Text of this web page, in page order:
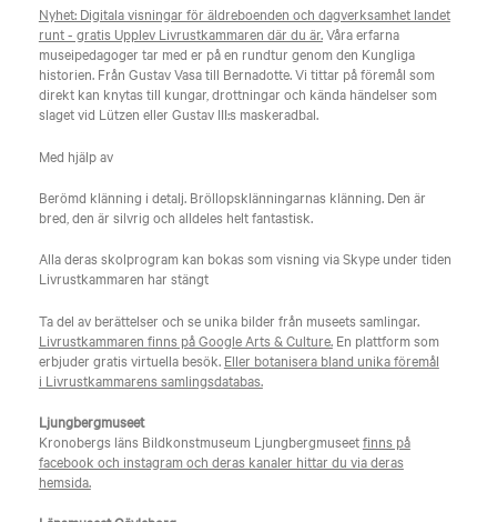
Nyhet: Digitala visningar för äldreboenden och dagverksamhet landet
runt - gratis Upplev Livrustkammaren där du är.Våra erfarna
museipedagoger tar med er på en rundtur genom den Kungliga
historien. Från Gustav Vasa till Bernadotte. Vi tittar på föremål som
direkt kan knytas till kungar, drottningar och kända händelser som
slaget vid Lützen eller Gustav III:s maskeradbal.
Med hjälp av
Berömd klänning i detalj. Bröllopsklänningarnas klänning. Den är
bred, den är silvrig och alldeles helt fantastisk.
Alla deras skolprogram kan bokas som visning via Skype under tiden
Livrustkammaren har stängt
Ta del av berättelser och se unika bilder från museets samlingar.
Livrustkammaren finns på Google Arts & Culture.En plattform som
erbjuder gratis virtuella besök. Eller botanisera bland unika föremål
i Livrustkammarens samlingsdatabas.
Ljungbergmuseet
Kronobergs läns Bildkonstmuseum Ljungbergmuseetfinns på
facebook och instagram och deras kanaler hittar du via deras
hemsida.